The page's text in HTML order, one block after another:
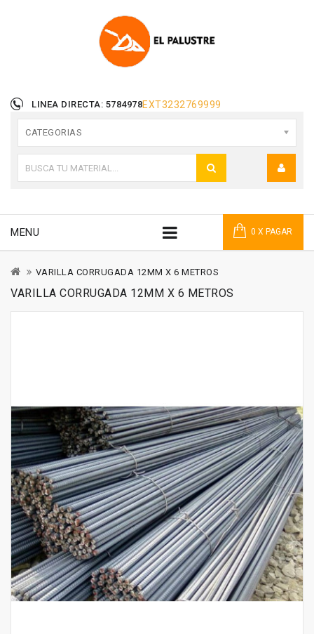
LINEA DIRECTA: 5784978EXT3232769999
CATEGORIAS
0 X PAGAR
MENU
VARILLA CORRUGADA 12MM X 6 METROS
VARILLA CORRUGADA 12MM X 6 METROS